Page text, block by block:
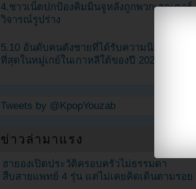
4.ชาวเน็ตปกป้องคิมมินจูหลังถูกพวกเฮดเตอร์
วิจารณ์รูปร่าง
5.10 อันดับคนดังชายที่ได้รับความนิยมมาก
ที่สุดในหมู่เกย์ในเกาหลีใต้ของปี 2023
Tweets by @KpopYouzab
ข่าวล่ามาแรง
ฮายองเปิดประวัติครอบครัวไม่ธรรมดา
สืบสายแพทย์ 4 รุ่น แต่ไม่เคยคิดเดินตามรอย